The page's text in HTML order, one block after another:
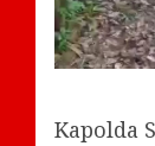
Kapolda